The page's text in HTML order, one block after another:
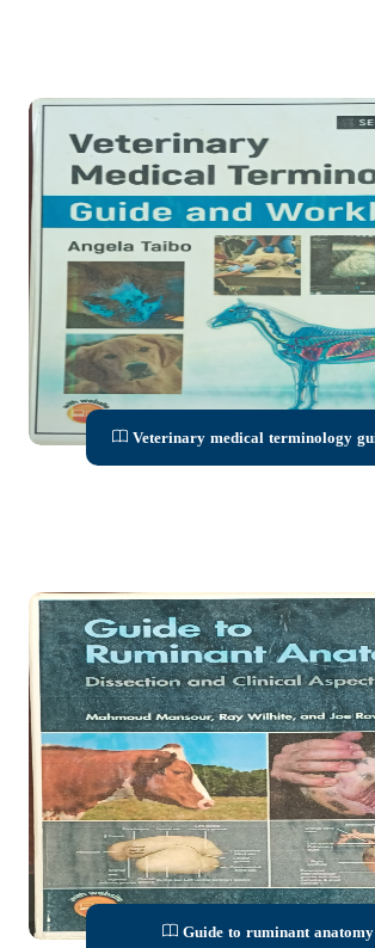
Veterinary medical terminology guide and
Guide to ruminant anatomy